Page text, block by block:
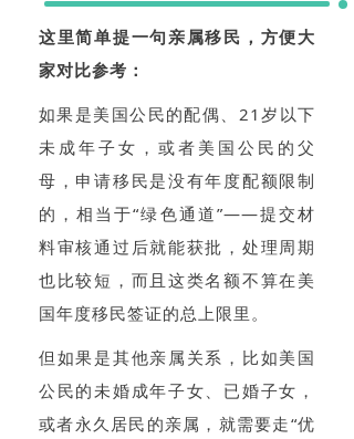
这里简单提一句亲属移民，方便大
家对比参考：
如果是美国公民的配偶、21岁以下
未成年子女，或者美国公民的父
母，申请移民是没有年度配额限制
的，相当于“绿色通道”——提交材
料审核通过后就能获批，处理周期
也比较短，而且这类名额不算在美
国年度移民签证的总上限里。
但如果是其他亲属关系，比如美国
公民的未婚成年子女、已婚子女，
或者永久居民的亲属，就需要走“优